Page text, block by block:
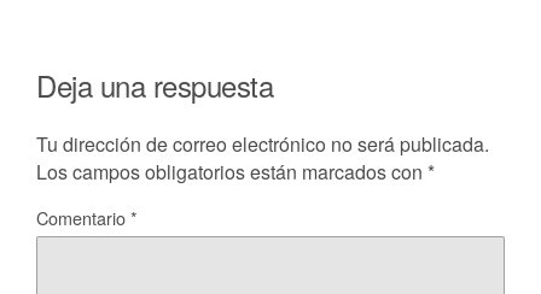
Deja una respuesta
Tu dirección de correo electrónico no será publicada.
Los campos obligatorios están marcados con *
Comentario*